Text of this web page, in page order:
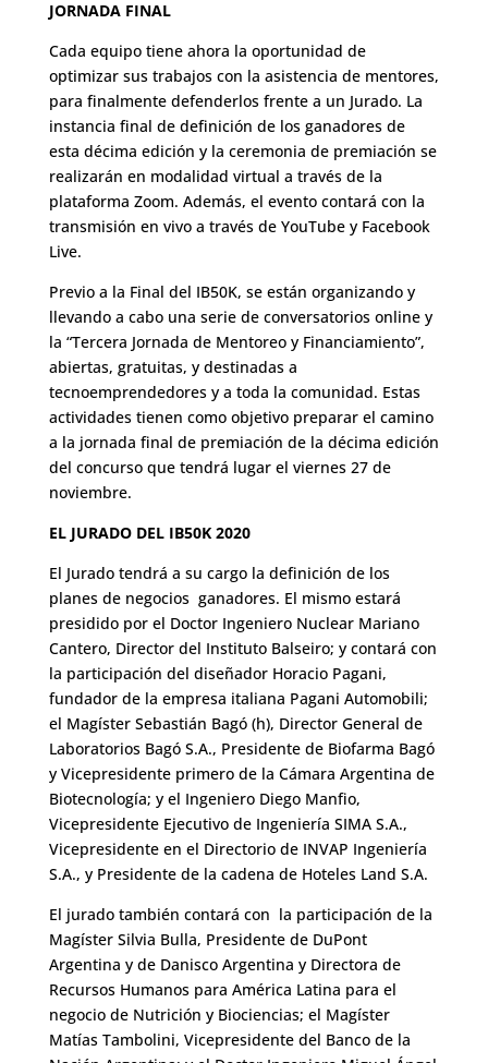
JORNADA FINAL
Cada equipo tiene ahora la oportunidad de
optimizar sus trabajos con la asistencia de mentores,
para finalmente defenderlos frente a un Jurado. La
instancia final de definición de los ganadores de
esta décima edición y la ceremonia de premiación se
realizarán en modalidad virtual a través de la
plataforma Zoom. Además, el evento contará con la
transmisión en vivo a través de YouTube y Facebook
Live.
Previo a la Final del IB50K, se están organizando y
llevando a cabo una serie de conversatorios online y
la “Tercera Jornada de Mentoreo y Financiamiento”,
abiertas, gratuitas, y destinadas a
tecnoemprendedores y a toda la comunidad. Estas
actividades tienen como objetivo preparar el camino
a la jornada final de premiación de la décima edición
del concurso que tendrá lugar el viernes 27 de
noviembre.
EL JURADO DEL IB50K 2020
El Jurado tendrá a su cargo la definición de los
planes de negocios ganadores. El mismo estará
presidido por el Doctor Ingeniero Nuclear Mariano
Cantero, Director del Instituto Balseiro; y contará con
la participación del diseñador Horacio Pagani,
fundador de la empresa italiana Pagani Automobili;
el Magíster Sebastián Bagó (h), Director General de
Laboratorios Bagó S.A., Presidente de Biofarma Bagó
y Vicepresidente primero de la Cámara Argentina de
Biotecnología; y el Ingeniero Diego Manfio,
Vicepresidente Ejecutivo de Ingeniería SIMA S.A.,
Vicepresidente en el Directorio de INVAP Ingeniería
S.A., y Presidente de la cadena de Hoteles Land S.A.
El jurado también contará con la participación de la
Magíster Silvia Bulla, Presidente de DuPont
Argentina y de Danisco Argentina y Directora de
Recursos Humanos para América Latina para el
negocio de Nutrición y Biociencias; el Magíster
Matías Tambolini, Vicepresidente del Banco de la